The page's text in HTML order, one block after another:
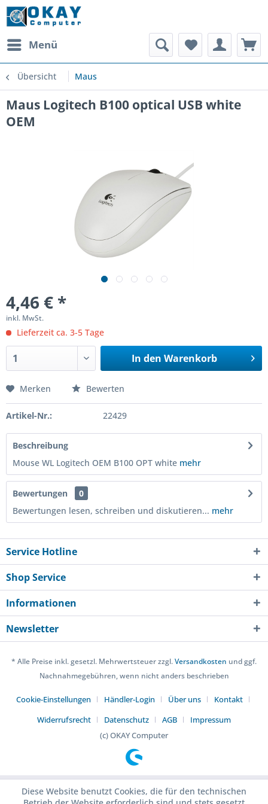
Menü
Übersicht Maus
Maus Logitech B100 optical USB white
OEM
4,46 € *
inkl. MwSt.
Lieferzeit ca. 3-5 Tage
In den Warenkorb
Merken Bewerten
Artikel-Nr.: 22429
Beschreibung
Mouse WL Logitech OEM B100 OPT white mehr
Bewertungen
0
Bewertungen lesen, schreiben und diskutieren... mehr
Service Hotline
Shop Service
Informationen
Newsletter
* Alle Preise inkl. gesetzl. Mehrwertsteuer zzgl.Versandkosten und ggf.
Nachnahmegebühren, wenn nicht anders beschrieben
Cookie-Einstellungen Händler-Login Über uns
Kontakt
Widerrufsrecht
Datenschutz AGB
Impressum
(c) OKAY Computer
Diese Website benutzt Cookies, die für den technischen